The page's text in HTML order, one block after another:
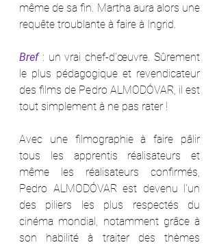
même de sa fin. Martha aura alors une
requête troublante à faire à Ingrid.
Bref : un vrai chef-d'œuvre. Sûrement
le plus pédagogique et revendicateur
des films de Pedro ALMODÓVAR, il est
tout simplement à ne pas rater !
Avec une filmographie à faire pâlir
tous les apprentis réalisateurs et
même les réalisateurs confirmés,
Pedro ALMODÓVAR est devenu l'un
des piliers les plus respectés du
cinéma mondial, notamment grâce à
son habilité à traiter des thèmes